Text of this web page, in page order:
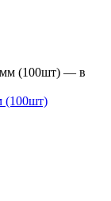
(100шт)